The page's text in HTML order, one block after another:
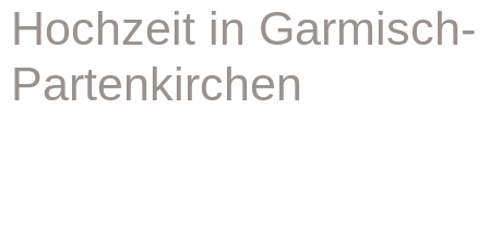
Hochzeit in Garmisch-
Partenkirchen